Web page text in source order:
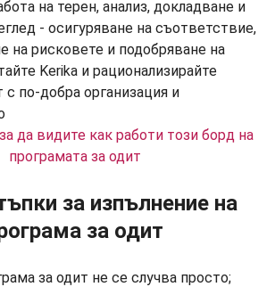
да видите как работи този борд на
програмата за одит
за изпълнение на
за одит
за одит не се случва просто;